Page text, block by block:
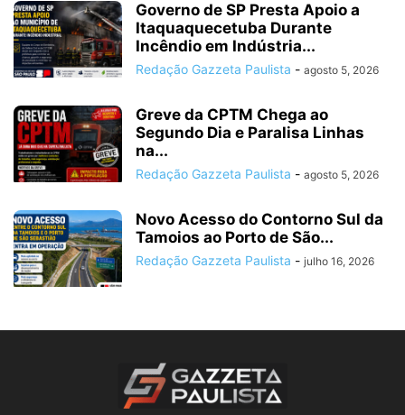
Governo de SP Presta Apoio a
Itaquaquecetuba Durante
Incêndio em Indústria...
Redação Gazzeta Paulista - agosto 5, 2026
Greve da CPTM Chega ao
Segundo Dia e Paralisa Linhas
na...
Redação Gazzeta Paulista - agosto 5, 2026
Novo Acesso do Contorno Sul da
Tamoios ao Porto de São...
Redação Gazzeta Paulista - julho 16, 2026